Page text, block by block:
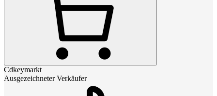
Cdkeymarkt
Ausgezeichneter Verkäufer